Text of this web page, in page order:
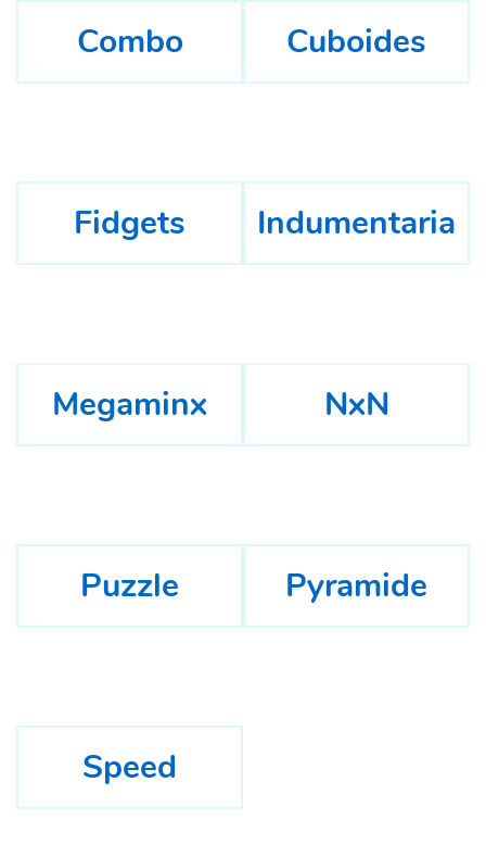
Combo Cuboides
Fidgets Indumentaria
Megaminx NxN
Puzzle Pyramide
Speed